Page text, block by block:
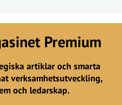
Premium
artiklar och smarta
verksamhetsutveckling,
och ledarskap.